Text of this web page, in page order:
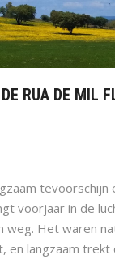
RUA DE MIL
tevoorschijn
voorjaar in de
weg. Het waren
en langzaam trekt